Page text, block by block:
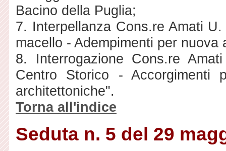
Bacino della Puglia;
7. Interpellanza Cons.re Amati
macello - Adempimenti per nuova
8. Interrogazione Cons.re
Centro Storico - Accorgimenti
architettoniche".
Torna all'indice
Seduta n. 5 del 29